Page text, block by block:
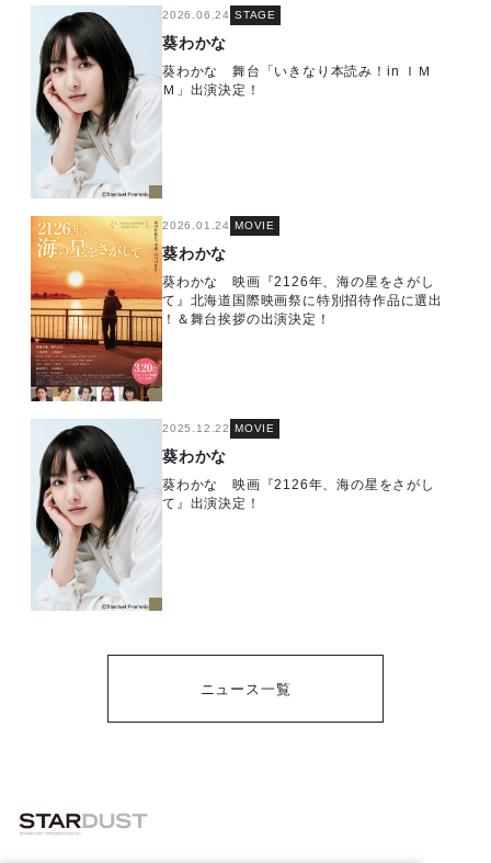
2026.06.24 STAGE
葵わかな
葵わかな 舞台「いきなり本読み！in ＩＭ
Ｍ」出演決定！
2026.01.24 MOVIE
葵わかな
葵わかな 映画『2126年、海の星をさがし
て』北海道国際映画祭に特別招待作品に選出
！＆舞台挨拶の出演決定！
2025.12.22 MOVIE
葵わかな
葵わかな 映画『2126年、海の星をさがし
て』出演決定！
ニュース一覧